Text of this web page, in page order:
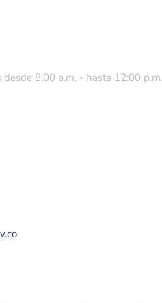
8:00 a.m. - hasta 12:00 p.m.